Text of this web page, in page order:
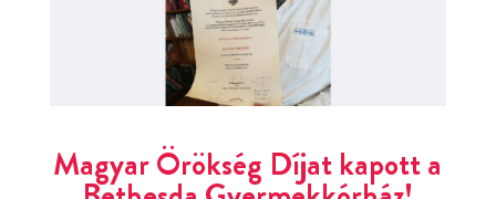
Magyar Örökség Díjat kapott a